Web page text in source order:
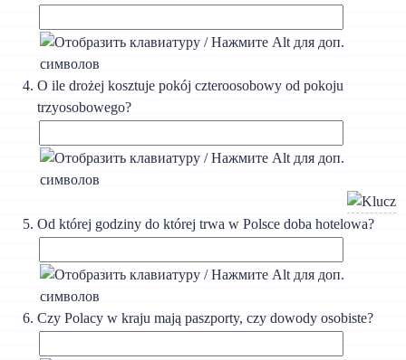
O ile drożej kosztuje pokój czteroosobowy od pokoju
trzyosobowego?
Od której godziny do której trwa w Polsce doba hotelowa?
Czy Polacy w kraju mają paszporty, czy dowody osobiste?